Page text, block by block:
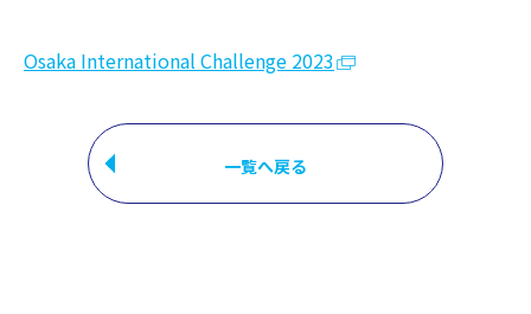
Osaka International Challenge 2023
一覧へ戻る